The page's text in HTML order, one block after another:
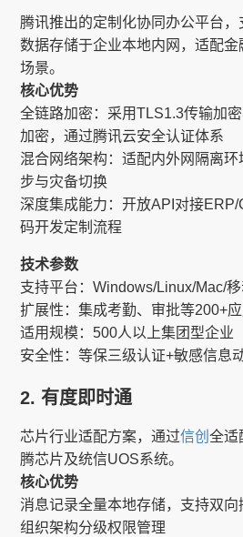
腾讯推出的定制化协同办公平台，
数据存储于企业本地内网，适配
场景。
核心优势
全链路加密​​：采用TLS1.3传输加
加密，通过腾讯云安全认证体系
混合网络架构​​：适配内外网隔离环
步与灾备切换
深度集成能力​​：开放API对接
码开发定制流程
技术参数
支持平台​​：Windows/Linux/Mac/
扩展性​​：集成考勤、审批等200+
适用规模​​：500人以上集团型企业
安全性​​：等保三级认证+敏感信息
2. 有度即时通
芯片行业适配方案，通过信创全适
腾芯片及统信UOS系统。
核心优势
消息记录全量本地存储，支持双向
组织架构分级权限管理